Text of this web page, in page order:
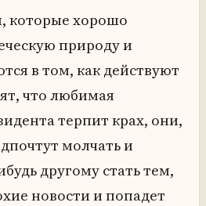
которые хорошо
природу и
в том, как действуют
что любимая
терпит крах, они,
молчать и
другому стать тем,
новости и попадет